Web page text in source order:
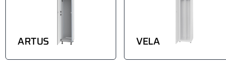
ARTUS VELA